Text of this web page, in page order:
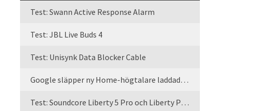
Test: Swann Active Response Alarm
Test: JBL Live Buds 4
Test: Unisynk Data Blocker Cable
Google släpper ny Home-högtalare laddad med Gemini
Test: Soundcore Liberty 5 Pro och Liberty Pro Max